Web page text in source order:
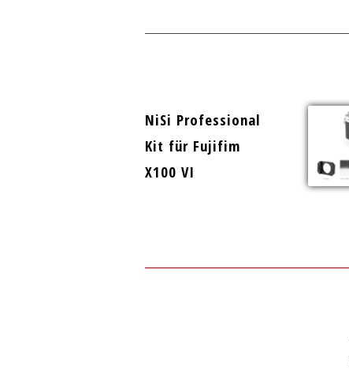
NiSi Professional
Kit für Fujifim
X100 VI